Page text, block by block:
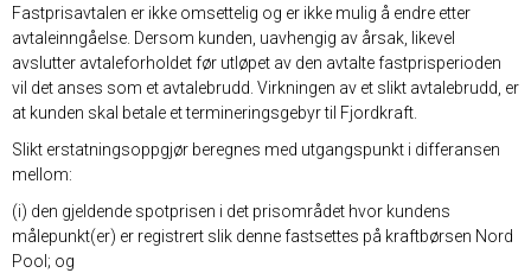
Fastprisavtalen er ikke omsettelig og er ikke mulig å endre etter
avtaleinngåelse. Dersom kunden, uavhengig av årsak, likevel
avslutter avtaleforholdet før utløpet av den avtalte fastprisperioden
vil det anses som et avtalebrudd. Virkningen av et slikt avtalebrudd, er
at kunden skal betale et termineringsgebyr til Fjordkraft.
Slikt erstatningsoppgjør beregnes med utgangspunkt i differansen
mellom:
(i) den gjeldende spotprisen i det prisområdet hvor kundens
målepunkt(er) er registrert slik denne fastsettes på kraftbørsen Nord
Pool; og